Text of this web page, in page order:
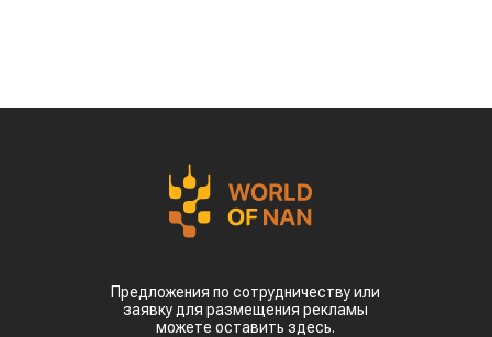
Предложения по сотрудничеству или
заявку для размещения рекламы
можете оставить здесь.